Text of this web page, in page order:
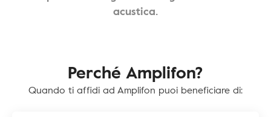
acustica.
Perché Amplifon?
Quando ti affidi ad Amplifon puoi beneficiare di: